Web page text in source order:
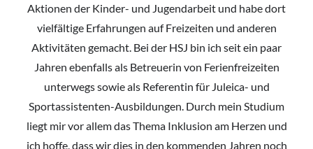
Aktionen der Kinder- und Jugendarbeit und habe dort
vielfältige Erfahrungen auf Freizeiten und anderen
Aktivitäten gemacht. Bei der HSJ bin ich seit ein paar
Jahren ebenfalls als Betreuerin von Ferienfreizeiten
unterwegs sowie als Referentin für Juleica- und
Sportassistenten-Ausbildungen. Durch mein Studium
liegt mir vor allem das Thema Inklusion am Herzen und
ich hoffe, dass wir dies in den kommenden Jahren noch